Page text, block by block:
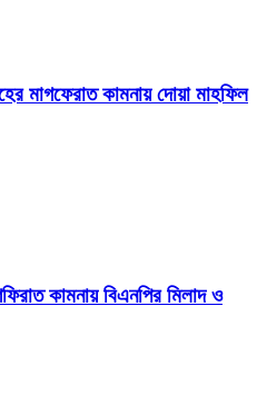
মাগফেরাত কামনায় দোয়া মাহফিল
কামনায় বিএনপির মিলাদ ও